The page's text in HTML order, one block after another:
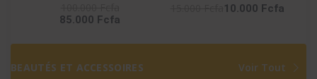
Bt / Ai Sonic / Hdmi
85.000 Fcfa
-HIFI_S9
10.000 Fcfa
BEAUTÉS ET ACCESSOIRES Voir Tout